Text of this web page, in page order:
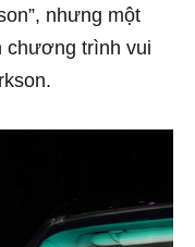
nhưng một
chương trình vui